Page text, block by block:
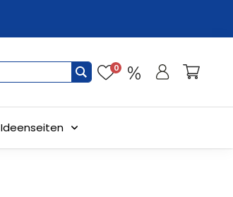
0
Ideenseiten